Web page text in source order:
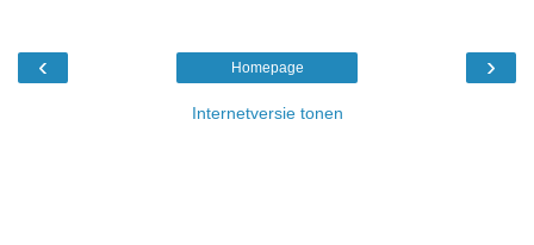
‹ ›
Homepage
Internetversie tonen